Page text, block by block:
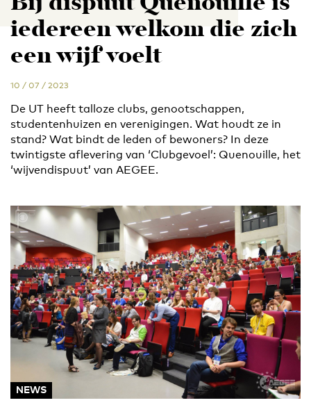
iedereen welkom die zich
een wijf voelt
10 / 07 / 2023
De UT heeft talloze clubs, genootschappen,
studentenhuizen en verenigingen. Wat houdt ze in
stand? Wat bindt de leden of bewoners? In deze
twintigste aflevering van ‘Clubgevoel’: Quenouille, het
‘wijvendispuut’ van AEGEE.
NEWS